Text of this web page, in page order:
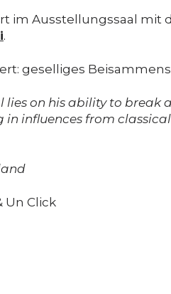
im Ausstellungssaal mit
.
geselliges
lies on his ability to break
influences from
Un Click